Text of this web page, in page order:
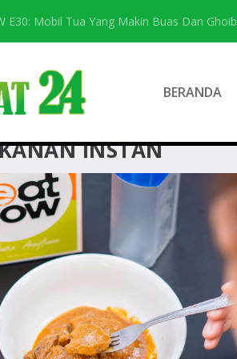
E30: Mobil Tua Yang Makin Buas Dan Ghoib
BERANDA
INSTAN